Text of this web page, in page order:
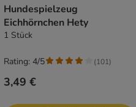
Hundespielzeug
Eichhörnchen Hety
1 Stück
3,49 €
Rating: 4/5 (101)